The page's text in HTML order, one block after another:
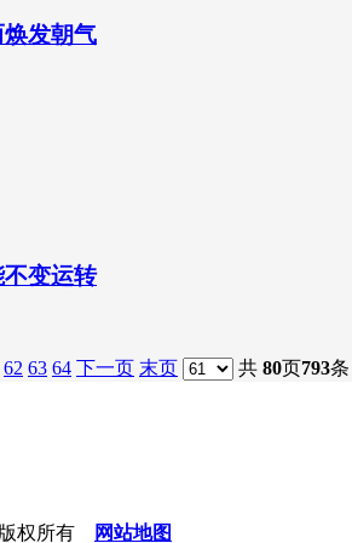
发朝气
变运转
62 63 64 下一页 末页 共 80页793条
权所有 网站地图